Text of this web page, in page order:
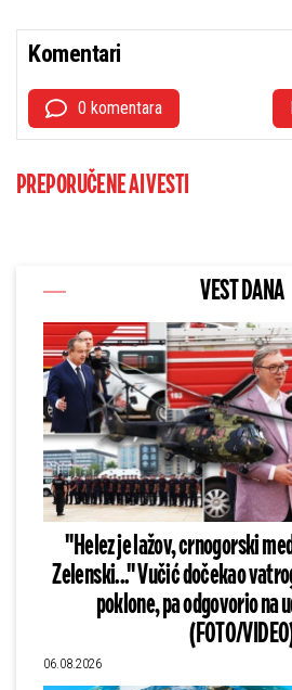
Komentari
0 komentara
PREPORUČENE AI VESTI
VEST DANA
"Helez je lažov, crnogorski
Zelenski..." Vučić dočekao
poklone, pa odgovorio na
(FOTO/
06.08.2026